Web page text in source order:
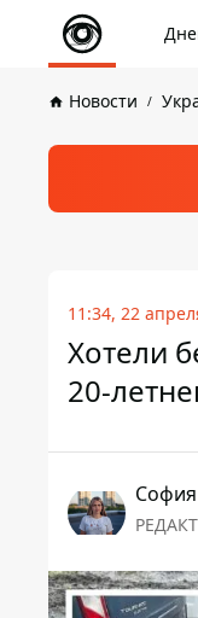
Новости
11:34, 22
Хотели
20-